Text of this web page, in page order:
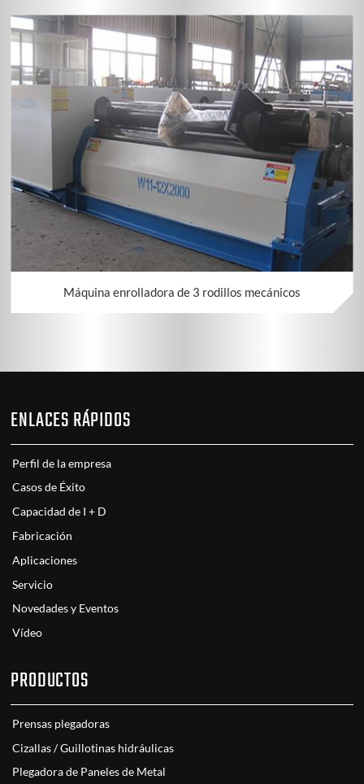
Máquina enrolladora de 3 rodillos mecánicos
ENLACES RÁPIDOS
Perfil de la empresa
Casos de Éxito
Capacidad de I + D
Fabricación
Aplicaciones
Servicio
Novedades y Eventos
Vídeo
PRODUCTOS
Prensas plegadoras
Cizallas / Guillotinas hidráulicas
Plegadora de Paneles de Metal